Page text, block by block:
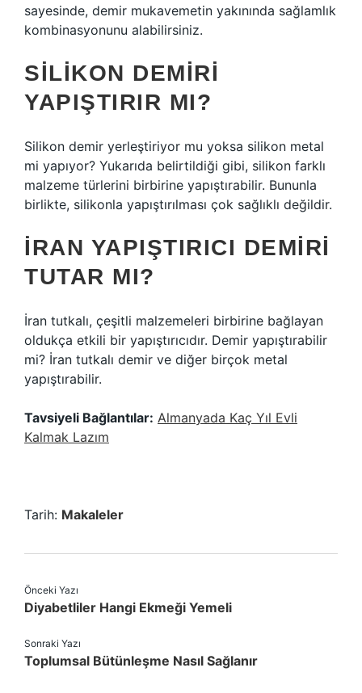
sayesinde, demir mukavemetin yakınında sağlamlık
kombinasyonunu alabilirsiniz.
SILIKON DEMIRI
YAPIŞTIRIR MI?
Silikon demir yerleştiriyor mu yoksa silikon metal
mi yapıyor? Yukarıda belirtildiği gibi, silikon farklı
malzeme türlerini birbirine yapıştırabilir. Bununla
birlikte, silikonla yapıştırılması çok sağlıklı değildir.
İRAN YAPIŞTIRICI DEMIRI
TUTAR MI?
İran tutkalı, çeşitli malzemeleri birbirine bağlayan
oldukça etkili bir yapıştırıcıdır. Demir yapıştırabilir
mi? İran tutkalı demir ve diğer birçok metal
yapıştırabilir.
Tavsiyeli Bağlantılar: Almanyada Kaç Yıl Evli
Kalmak Lazım
Tarih: Makaleler
Önceki Yazı
Diyabetliler Hangi Ekmeği Yemeli
Sonraki Yazı
Toplumsal Bütünleşme Nasıl Sağlanır